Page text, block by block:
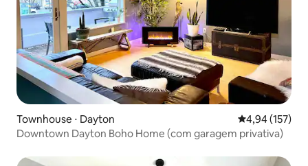
Townhouse ⋅ Dayton 4,94 de uma
4,94 (157)
Downtown Dayton Boho Home (com garagem privativa)